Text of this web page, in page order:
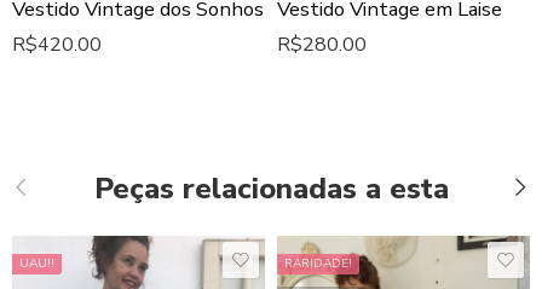
Vestido Vintage dos Sonhos
R$420.00
Vestido Vintage em Laise
R$280.00
Peças relacionadas a esta
UAU!! RARIDADE!